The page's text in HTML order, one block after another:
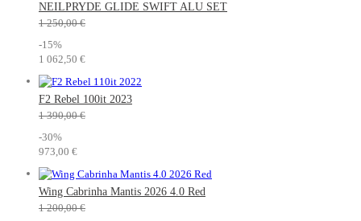
NEILPRYDE GLIDE SWIFT ALU SET
1 250,00 €
-15%
1 062,50 €
F2 Rebel 100it 2023
1 390,00 €
-30%
973,00 €
Wing Cabrinha Mantis 2026 4.0 Red
1 200,00 €